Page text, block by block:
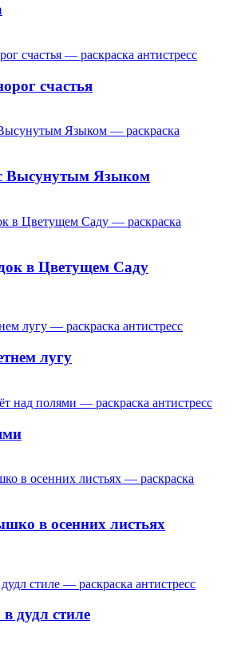
счастья
Высунутым Языком
в Цветущем Саду
лугу
в осенних листьях
дудл стиле